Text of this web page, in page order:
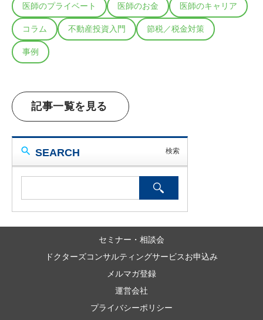
医師のプライベート 医師のお金 医師のキャリア
コラム 不動産投資入門 節税／税金対策
事例
記事一覧を見る
SEARCH
セミナー・相談会
ドクターズコンサルティングサービスお申込み
メルマガ登録
運営会社
プライバシーポリシー